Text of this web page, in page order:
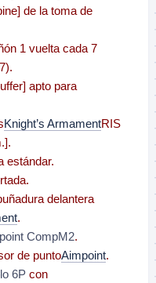
de la toma de
1 vuelta cada 7
apto para
Knight’s ArmamentRIS
estándar.
delantera
.
CompM2.
de puntoAimpoint.
6P con